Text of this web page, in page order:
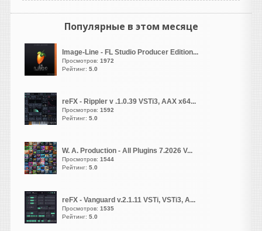
Уважаемые пианисты и
пользователи
"Giglad". Помогите
пожалуйста разобраться,
где здесь находится
редактор аккордовой
здесь вообще... Второй
день пытаюсь аккорды по
тактам разложить, но
"лайв" я здесь не нашел.
Рокобил
написал 08.08.2026 в
Уважаемые пианисты и
пользователи "Giglad".
Помогите пожалуйста
разобраться, где здесь
Популярные в этом месяце
Image-Line - FL Studio Producer Edition...
Просмотров: 1972
Рейтинг: 5.0
reFX - Rippler v .1.0.39 VSTi3, AAX x64...
Просмотров: 1592
Рейтинг: 5.0
W. A. Production - All Plugins 7.2026 V...
Просмотров: 1544
Рейтинг: 5.0
reFX - Vanguard v.2.1.11 VSTi, VSTi3, A...
Просмотров: 1535
Рейтинг: 5.0